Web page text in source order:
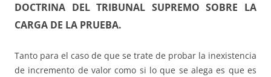
DOCTRINA DEL TRIBUNAL SUPREMO SOBRE LA
CARGA DE LA PRUEBA.
Tanto para el caso de que se trate de probar la inexistencia
de incremento de valor como si lo que se alega es que es